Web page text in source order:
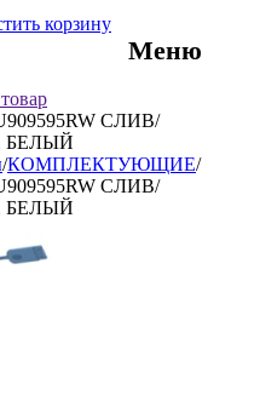
корзину
Меню
СЛИВ/
БЕЛЫЙ
/КОМПЛЕКТУЮЩИЕ/
СЛИВ/
БЕЛЫЙ